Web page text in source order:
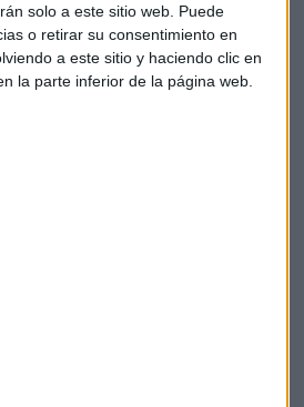
solo a este sitio web. Puede
o retirar su consentimiento en
a este sitio y haciendo clic en
la parte inferior de la página web.
igualmente la convocatoria de
para decidir acerca de la
en la cuantía necesaria para
canje.